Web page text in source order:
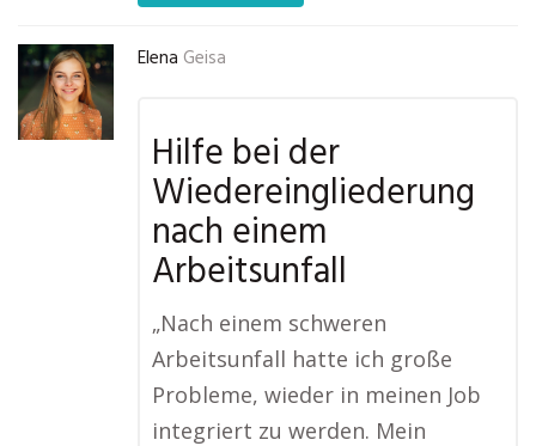
Elena Geisa
Hilfe bei der
Wiedereingliederung
nach einem
Arbeitsunfall
„Nach einem schweren
Arbeitsunfall hatte ich große
Probleme, wieder in meinen Job
integriert zu werden. Mein